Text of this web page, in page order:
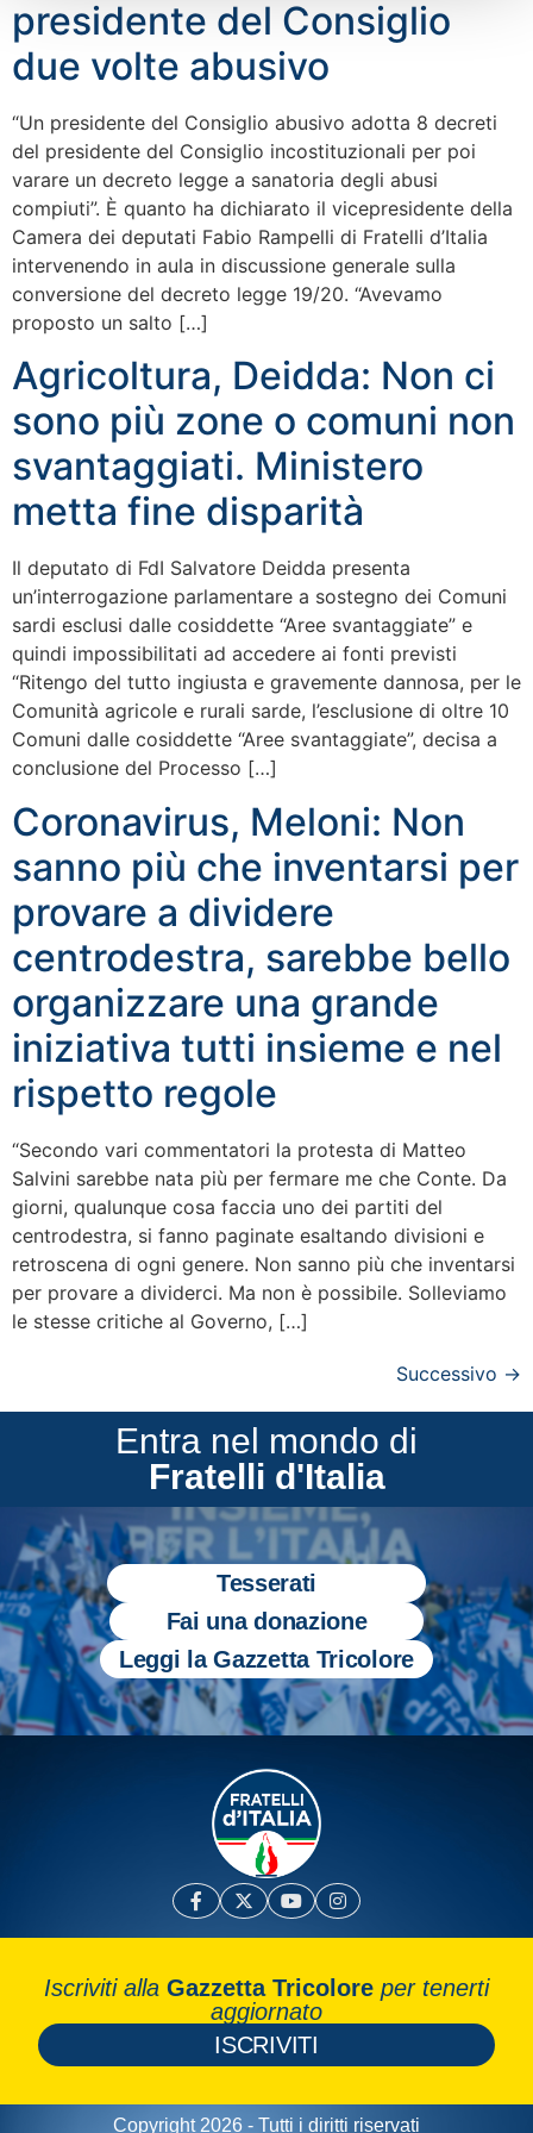
presidente del Consiglio
due volte abusivo
“Un presidente del Consiglio abusivo adotta 8 decreti
del presidente del Consiglio incostituzionali per poi
varare un decreto legge a sanatoria degli abusi
compiuti”. È quanto ha dichiarato il vicepresidente della
Camera dei deputati Fabio Rampelli di Fratelli d’Italia
intervenendo in aula in discussione generale sulla
conversione del decreto legge 19/20. “Avevamo
proposto un salto […]
Agricoltura, Deidda: Non ci
sono più zone o comuni non
svantaggiati. Ministero
metta fine disparità
Il deputato di FdI Salvatore Deidda presenta
un’interrogazione parlamentare a sostegno dei Comuni
sardi esclusi dalle cosiddette “Aree svantaggiate” e
quindi impossibilitati ad accedere ai fonti previsti
“Ritengo del tutto ingiusta e gravemente dannosa, per le
Comunità agricole e rurali sarde, l’esclusione di oltre 10
Comuni dalle cosiddette “Aree svantaggiate”, decisa a
conclusione del Processo […]
Coronavirus, Meloni: Non
sanno più che inventarsi per
provare a dividere
centrodestra, sarebbe bello
organizzare una grande
iniziativa tutti insieme e nel
rispetto regole
“Secondo vari commentatori la protesta di Matteo
Salvini sarebbe nata più per fermare me che Conte. Da
giorni, qualunque cosa faccia uno dei partiti del
centrodestra, si fanno paginate esaltando divisioni e
retroscena di ogni genere. Non sanno più che inventarsi
per provare a dividerci. Ma non è possibile. Solleviamo
le stesse critiche al Governo, […]
Successivo →
Entra nel mondo di
Fratelli d'Italia
Tesserati
Fai una donazione
Leggi la Gazzetta Tricolore
Iscriviti alla Gazzetta Tricolore per tenerti
aggiornato
ISCRIVITI
Copyright 2026 - Tutti i diritti riservati